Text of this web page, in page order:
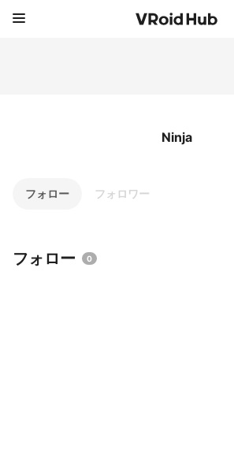
Ninja
フォロー フォロワー
フォロー 0